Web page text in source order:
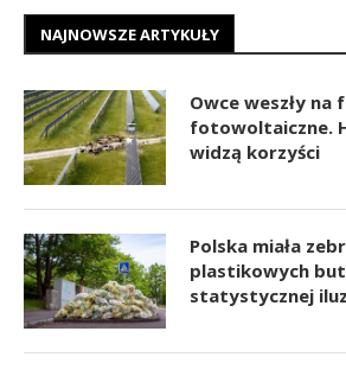
NAJNOWSZE ARTYKUŁY
Owce weszły na
fotowoltaiczne.
widzą korzyści
Polska miała
plastikowych
statystycznej